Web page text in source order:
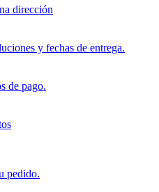
dirección
y fechas de entrega.
de pago.
pedido.